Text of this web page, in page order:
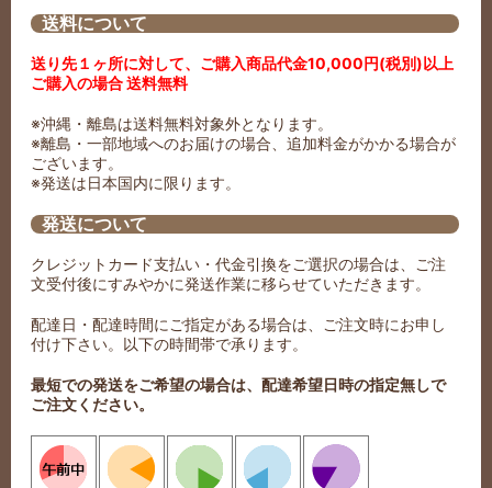
送料について
送り先１ヶ所に対して、ご購入商品代金10,000円(税別)以上
ご購入の場合 送料無料
※沖縄・離島は送料無料対象外となります。
※離島・一部地域へのお届けの場合、追加料金がかかる場合が
ございます。
※発送は日本国内に限ります。
発送について
クレジットカード支払い・代金引換をご選択の場合は、ご注
文受付後にすみやかに発送作業に移らせていただきます。
配達日・配達時間にご指定がある場合は、ご注文時にお申し
付け下さい。以下の時間帯で承ります。
最短での発送をご希望の場合は、配達希望日時の指定無しで
ご注文ください。